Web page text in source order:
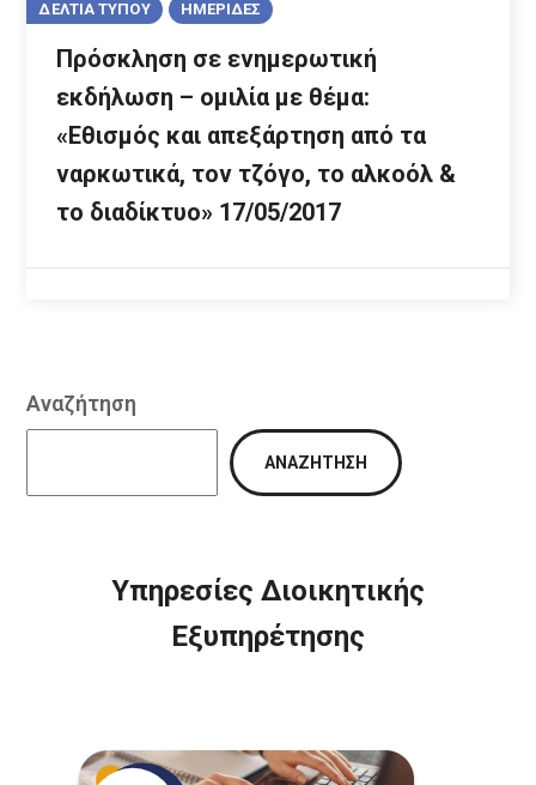
ΔΕΛΤΙΑ ΤΥΠΟΥ ΗΜΕΡΙΔΕΣ
Πρόσκληση σε ενημερωτική
εκδήλωση – ομιλία με θέμα:
«Εθισμός και απεξάρτηση από τα
ναρκωτικά, τον τζόγο, το αλκοόλ &
το διαδίκτυο» 17/05/2017
Αναζήτηση
ΑΝΑΖΉΤΗΣΗ
Υπηρεσίες Διοικητικής
Εξυπηρέτησης